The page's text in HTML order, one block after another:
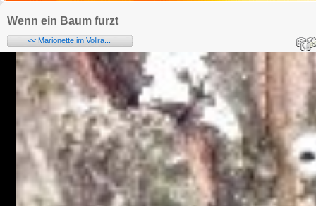
Wenn ein Baum furzt
<< Marionette im Vollra...